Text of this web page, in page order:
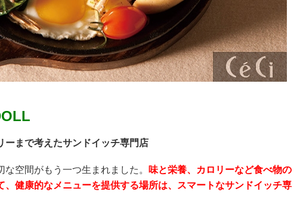
ーまで考えたサンドイッチ専門店
な空間がもう一つ生まれました。 味と栄養、カロリーなど食べ物の
、健康的なメニューを提供する場所は、スマートなサンドイッチ専